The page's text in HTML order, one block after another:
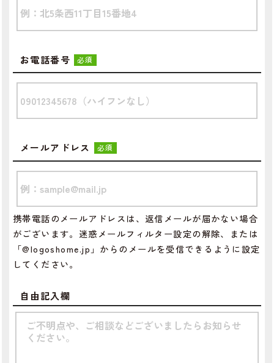
お電話番号 必須
メールアドレス 必須
携帯電話のメールアドレスは、返信メールが届かない場合
がございます。迷惑メールフィルター設定の解除、または
「@logoshome.jp」からのメールを受信できるように設定
してください。
自由記入欄